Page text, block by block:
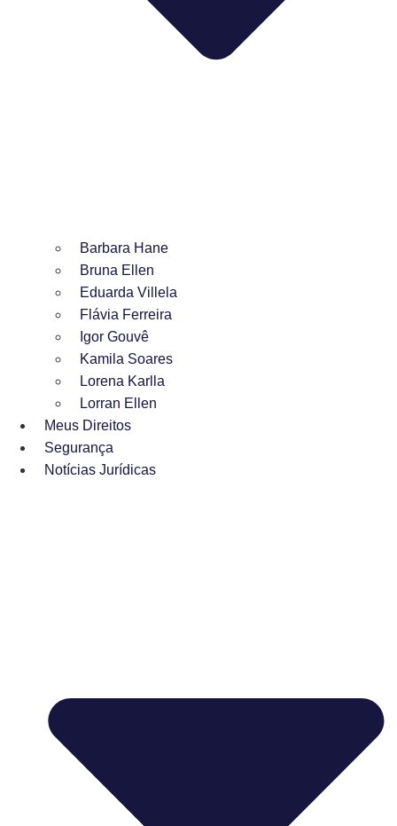
Barbara Hane
Bruna Ellen
Eduarda Villela
Flávia Ferreira
Igor Gouvê
Kamila Soares
Lorena Karlla
Lorran Ellen
Meus Direitos
Segurança
Notícias Jurídicas